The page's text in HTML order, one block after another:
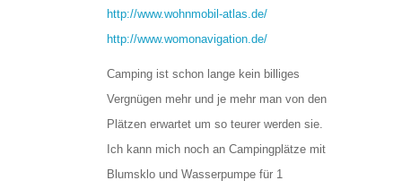
http://www.wohnmobil-atlas.de/
http://www.womonavigation.de/
Camping ist schon lange kein billiges
Vergnügen mehr und je mehr man von den
Plätzen erwartet um so teurer werden sie.
Ich kann mich noch an Campingplätze mit
Blumsklo und Wasserpumpe für 1